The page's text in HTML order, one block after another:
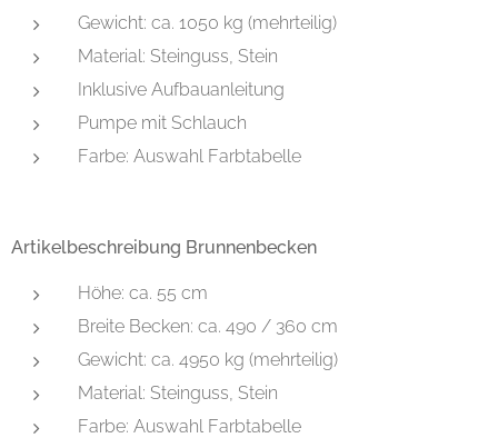
Gewicht: ca. 1050 kg (mehrteilig)
Material: Steinguss, Stein
Inklusive Aufbauanleitung
Pumpe mit Schlauch
Farbe: Auswahl Farbtabelle
Artikelbeschreibung Brunnenbecken
Höhe: ca. 55 cm
Breite Becken: ca. 490 / 360 cm
Gewicht: ca. 4950 kg (mehrteilig)
Material: Steinguss, Stein
Farbe: Auswahl Farbtabelle